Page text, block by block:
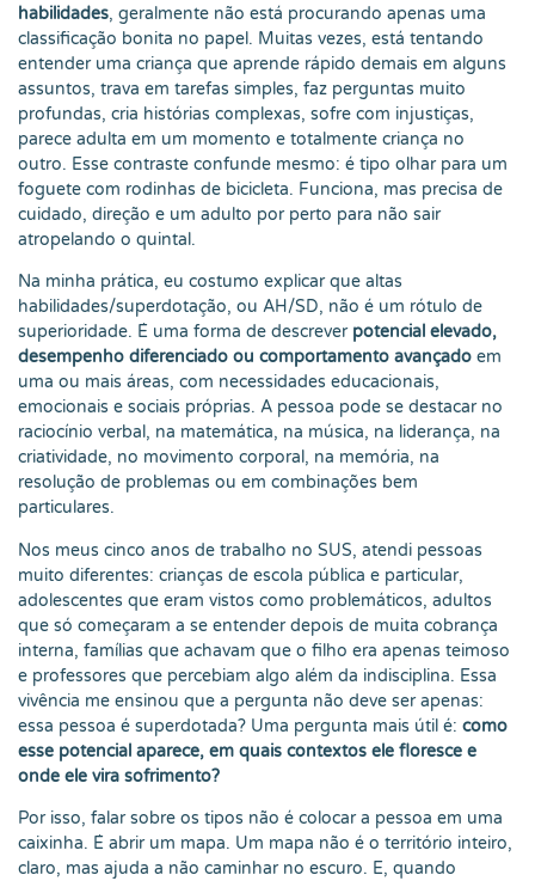
habilidades, geralmente não está procurando apenas uma
classificação bonita no papel. Muitas vezes, está tentando
entender uma criança que aprende rápido demais em alguns
assuntos, trava em tarefas simples, faz perguntas muito
profundas, cria histórias complexas, sofre com injustiças,
parece adulta em um momento e totalmente criança no
outro. Esse contraste confunde mesmo: é tipo olhar para um
foguete com rodinhas de bicicleta. Funciona, mas precisa de
cuidado, direção e um adulto por perto para não sair
atropelando o quintal.
Na minha prática, eu costumo explicar que altas
habilidades/superdotação, ou AH/SD, não é um rótulo de
superioridade. É uma forma de descrever potencial elevado,
desempenho diferenciado ou comportamento avançado em
uma ou mais áreas, com necessidades educacionais,
emocionais e sociais próprias. A pessoa pode se destacar no
raciocínio verbal, na matemática, na música, na liderança, na
criatividade, no movimento corporal, na memória, na
resolução de problemas ou em combinações bem
particulares.
Nos meus cinco anos de trabalho no SUS, atendi pessoas
muito diferentes: crianças de escola pública e particular,
adolescentes que eram vistos como problemáticos, adultos
que só começaram a se entender depois de muita cobrança
interna, famílias que achavam que o filho era apenas teimoso
e professores que percebiam algo além da indisciplina. Essa
vivência me ensinou que a pergunta não deve ser apenas:
essa pessoa é superdotada? Uma pergunta mais útil é: como
esse potencial aparece, em quais contextos ele floresce e
onde ele vira sofrimento?
Por isso, falar sobre os tipos não é colocar a pessoa em uma
caixinha. É abrir um mapa. Um mapa não é o território inteiro,
claro, mas ajuda a não caminhar no escuro. E, quando